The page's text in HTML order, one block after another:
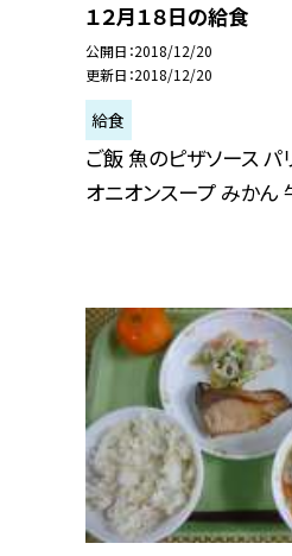
１２月１８日の給食
公開日 2018/12/20
更新日 2018/12/20
給食
ご飯 魚のピザソース パ
オニオンスープ みかん